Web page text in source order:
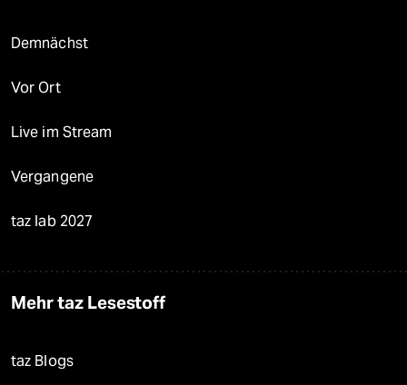
Demnächst
Vor Ort
Live im Stream
Vergangene
taz lab 2027
Mehr taz Lesestoff
taz Blogs